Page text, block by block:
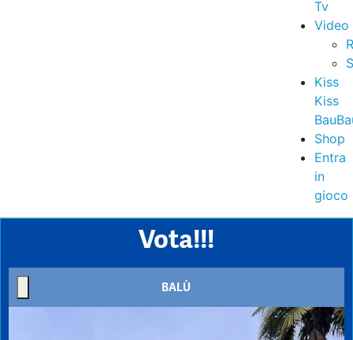
Tv
Video
Kiss
Kiss
Shop
Entra
in
gioco
Vota!!!
BALÙ